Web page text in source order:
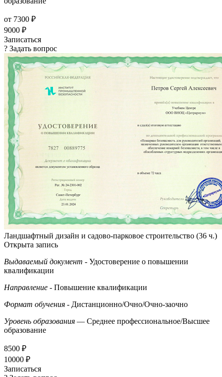
от 7300 ₽
9000 ₽
Записаться
? Задать вопрос
Ландшафтный дизайн и садово-парковое строительство (36 ч.)
Открыта запись
Выдаваемый документ - Удостоверение о повышении
квалификации
Направление - Повышение квалификации
Формат обучения - Дистанционно/Очно/Очно-заочно
Уровень образования — Среднее профессиональное/Высшее
образование
8500 ₽
10000 ₽
Записаться